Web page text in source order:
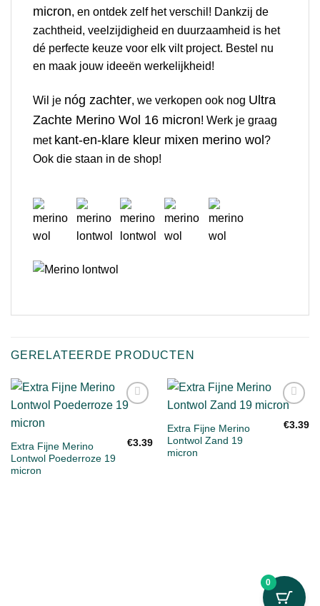
micron, en ontdek zelf het verschil! Dankzij de
zachtheid, veelzijdigheid en duurzaamheid is het
dé perfecte keuze voor elk vilt project. Bestel nu
en maak jouw ideeën werkelijkheid!
Wil je nóg zachter, we verkopen ook nog Ultra
Zachte Merino Wol 16 micron! Werk je graag
met kant-en-klare kleur mixen merino wol ?
Ook die staan in de shop!
GERELATEERDE PRODUCTEN
Extra Fijne Merino
Lontwol Poederroze 19
micron
€3.39
aan
Extra Fijne Merino
Lontwol Zand 19
micron
€3.39
0